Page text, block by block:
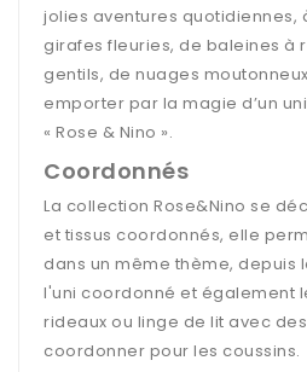
jolies aventures quotidiennes,
girafes fleuries, de baleines à
gentils, de nuages
emporter par la magie d’un
« Rose & Nino ».
Coordonnés
La collection Rose&Nino se
et tissus coordonnés, elle
dans un même thème, depuis
l'uni coordonné et également
rideaux ou linge de lit avec
coordonner pour les coussins.